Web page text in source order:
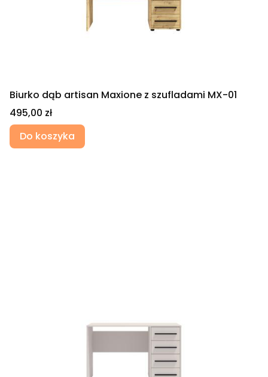
Biurko dąb artisan Maxione z szufladami MX-01
Cena
495,00 zł
Do koszyka